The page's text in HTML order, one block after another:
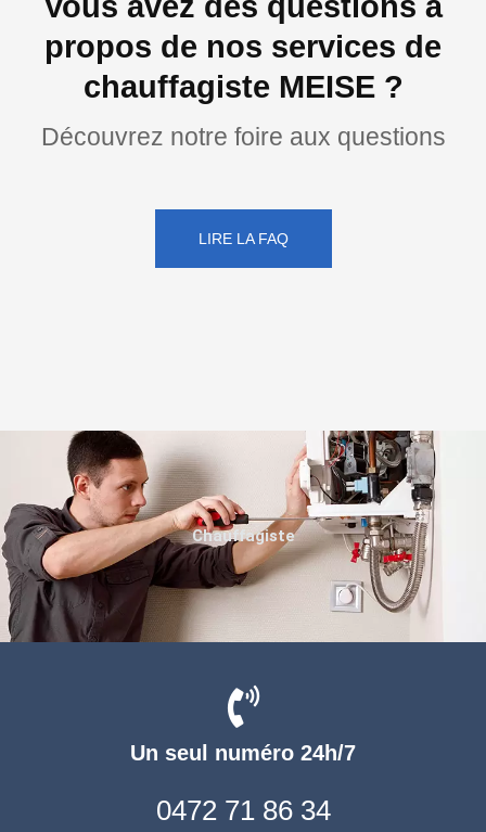
propos de nos services de
chauffagiste MEISE ?
Découvrez notre foire aux questions
LIRE LA FAQ
Un seul numéro 24h/7
0472 71 86 34
Chauffagiste